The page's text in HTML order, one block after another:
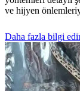
ve hijyen
Daha fazla bilgi